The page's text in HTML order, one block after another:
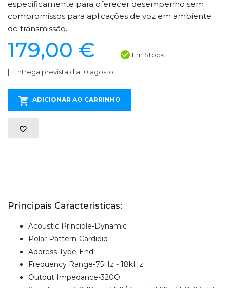
especificamente para oferecer desempenho sem
compromissos para aplicações de voz em ambiente
de transmissão.
179,00 € Em Stock
Entrega prevista dia 10 agosto
ADICIONAR AO CARRINHO
Principais Caracteristicas:
Acoustic Principle-Dynamic
Polar Pattern-Cardioid
Address Type-End
Frequency Range-75Hz - 18kHz
Output Impedance-320O